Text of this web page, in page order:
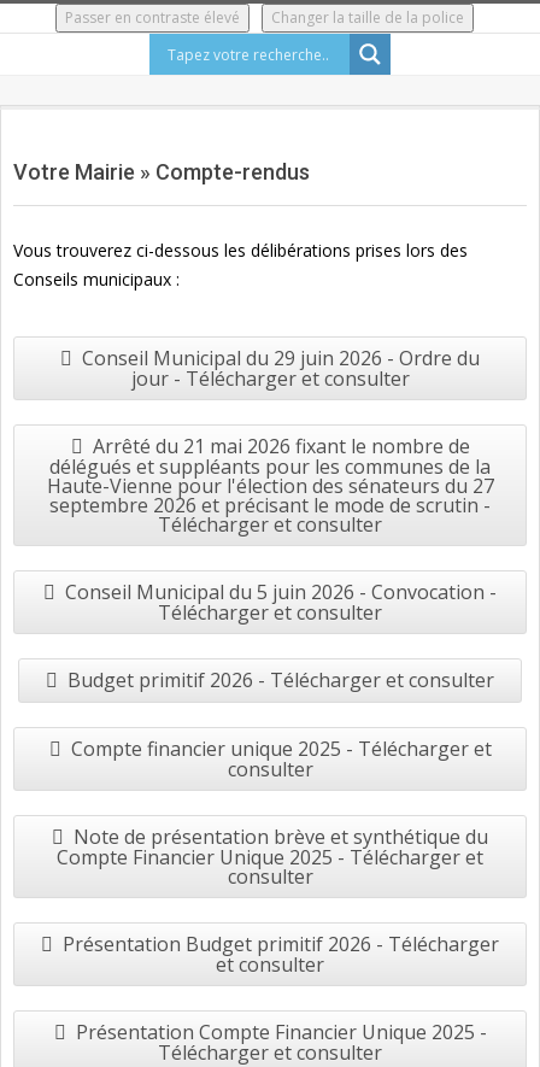
Passer en contraste élevé Changer la taille de la police
Menu
Votre Mairie » Compte-rendus
Vous trouverez ci-dessous les délibérations prises lors des
Conseils municipaux :
Conseil Municipal du 29 juin 2026 - Ordre du
jour - Télécharger et consulter
Arrêté du 21 mai 2026 fixant le nombre de
délégués et suppléants pour les communes de la
Haute-Vienne pour l'élection des sénateurs du 27
septembre 2026 et précisant le mode de scrutin -
Télécharger et consulter
Conseil Municipal du 5 juin 2026 - Convocation -
Télécharger et consulter
Budget primitif 2026 - Télécharger et consulter
Compte financier unique 2025 - Télécharger et
consulter
Note de présentation brève et synthétique du
Compte Financier Unique 2025 - Télécharger et
consulter
Présentation Budget primitif 2026 - Télécharger
et consulter
Présentation Compte Financier Unique 2025 -
Télécharger et consulter